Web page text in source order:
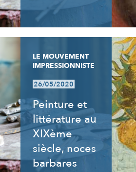
LE MOUVEMENT
IMPRESSIONNISTE
26/05/2020
Peinture et
littérature au
XIXème
siècle, noces
barbares